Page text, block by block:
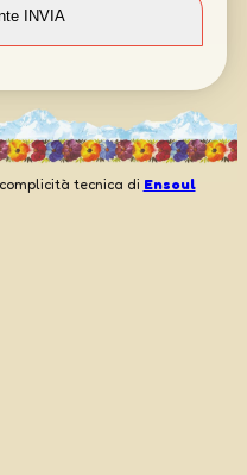
tecnica di Ensoul